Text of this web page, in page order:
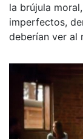
la brújula
imperfectos,
deberían ver al